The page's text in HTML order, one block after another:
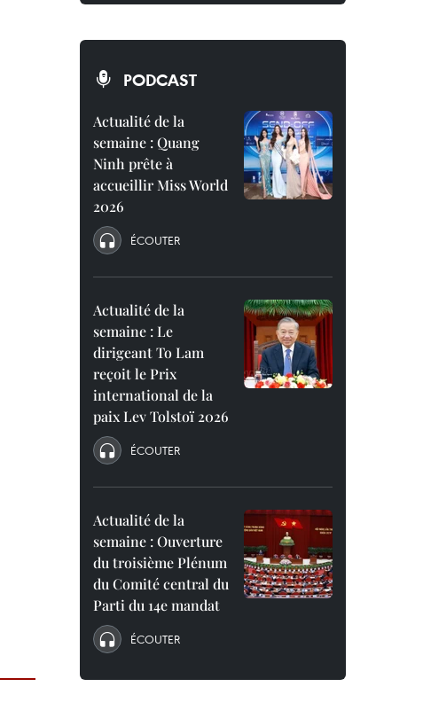
PODCAST
Actualité de la
semaine : Quang
Ninh prête à
accueillir Miss World
2026
ÉCOUTER
Actualité de la
semaine : Le
dirigeant To Lam
reçoit le Prix
international de la
paix Lev Tolstoï 2026
ÉCOUTER
Actualité de la
semaine : Ouverture
du troisième Plénum
du Comité central du
Parti du 14e mandat
ÉCOUTER